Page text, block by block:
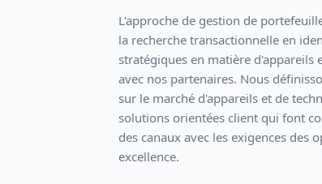
L'approche de gestion de
la recherche transactionnelle en
stratégiques en matière d'appareils
avec nos partenaires. Nous
sur le marché d'appareils et de
solutions orientées client qui font
des canaux avec les exigences des
excellence.